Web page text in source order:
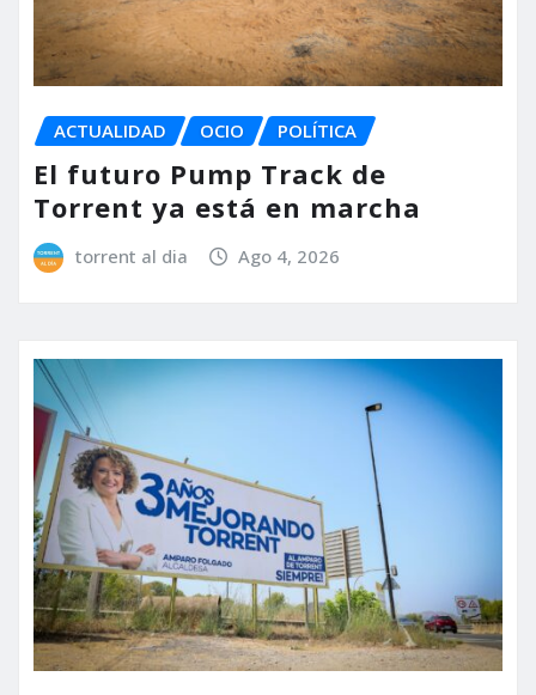
ACTUALIDAD OCIO POLÍTICA
El futuro Pump Track de
Torrent ya está en marcha
torrent al dia Ago 4, 2026